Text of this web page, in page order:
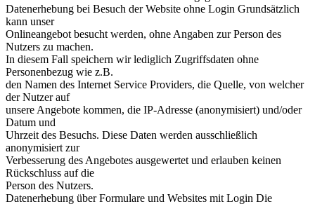
Datenerhebung bei Besuch der Website ohne Login Grundsätzlich
kann unser
Onlineangebot besucht werden, ohne Angaben zur Person des
Nutzers zu machen.
In diesem Fall speichern wir lediglich Zugriffsdaten ohne
Personenbezug wie z.B.
den Namen des Internet Service Providers, die Quelle, von welcher
der Nutzer auf
unsere Angebote kommen, die IP-Adresse (anonymisiert) und/oder
Datum und
Uhrzeit des Besuchs. Diese Daten werden ausschließlich
anonymisiert zur
Verbesserung des Angebotes ausgewertet und erlauben keinen
Rückschluss auf die
Person des Nutzers.
Datenerhebung über Formulare und Websites mit Login Die